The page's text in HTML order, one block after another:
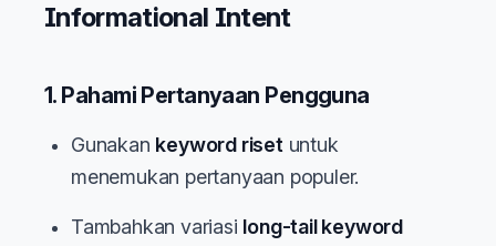
Informational Intent
1. Pahami Pertanyaan Pengguna
Gunakan keyword risetuntuk
menemukan pertanyaan populer.
Tambahkan variasi long-tail keyword